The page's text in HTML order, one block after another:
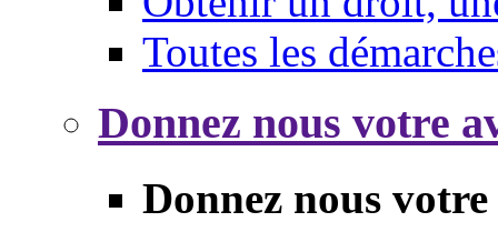
Toutes les
Donnez nous votre
Donnez nous